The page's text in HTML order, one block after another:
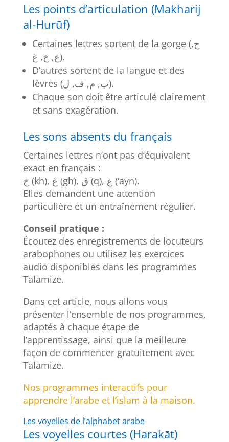
Les points d’articulation (Makharij
al-Hurūf)
Certaines lettres sortent de la gorge (ح,
ع, خ, غ).
D’autres sortent de la langue et des
lèvres (ب, م, ف, ل).
Chaque son doit être articulé clairement
et sans exagération.
Les sons absents du français
Certaines lettres n’ont pas d’équivalent
exact en français :
خ (kh), غ (gh), ق (q), ع (‘ayn).
Elles demandent une attention
particulière et un entraînement régulier.
Conseil pratique :
Écoutez des enregistrements de locuteurs
arabophones ou utilisez les exercices
audio disponibles dans les programmes
Talamize.
Dans cet article, nous allons vous
présenter l’ensemble de nos programmes,
adaptés à chaque étape de
l’apprentissage, ainsi que la meilleure
façon de commencer gratuitement avec
Talamize.
Nos programmes interactifs pour
apprendre l’arabe et l’islam à la maison.
Les voyelles de l’alphabet arabe
Les voyelles courtes (Harakāt)